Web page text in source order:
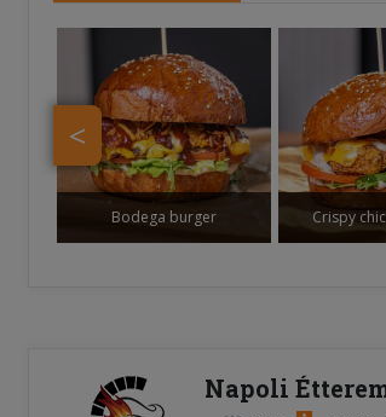
<
Bodega burger Crispy
Napoli